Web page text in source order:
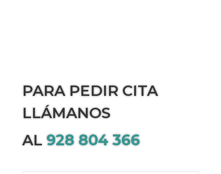
PARA PEDIR CITA
LLÁMANOS
AL 928 804 366